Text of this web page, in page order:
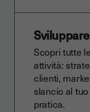
Scopri tutte
attività:
clienti,
slancio al
pratica.